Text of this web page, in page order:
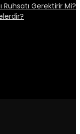
Gerektirir Mi?